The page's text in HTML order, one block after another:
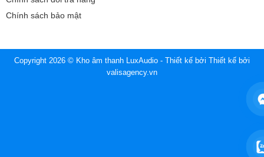
Chính sách bảo mật
Copyright 2026 © Kho âm thanh LuxAudio - Thiết kế bởi Thiết kế bởi
valisagency.vn